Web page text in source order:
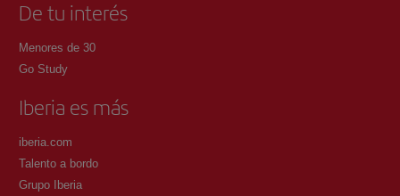
De tu interés
Menores de 30
Go Study
Iberia es más
iberia.com
Talento a bordo
Grupo Iberia